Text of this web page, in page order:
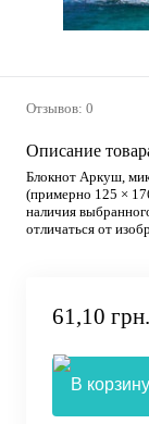
Отзывов: 0
Описание
Блокнот Аркуш,
(примерно 125 ×
наличия
отличаться от
61,10 грн.